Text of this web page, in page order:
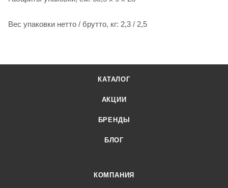
Вес упаковки нетто / брутто, кг: 2,3 / 2,5
КАТАЛОГ
АКЦИИ
БРЕНДЫ
БЛОГ
КОМПАНИЯ